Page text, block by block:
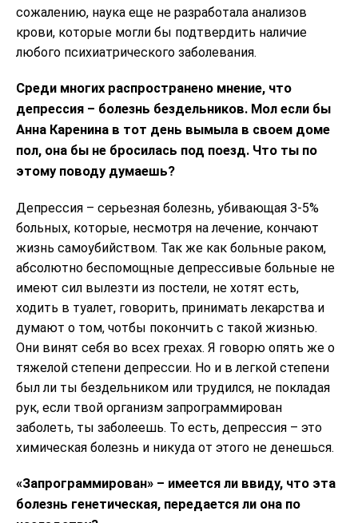
сожалению, наука еще не разработала анализов
крови, которые могли бы подтвердить наличие
любого психиатрического заболевания.
Среди многих распространено мнение, что
депрессия – болезнь бездельников. Мол если бы
Анна Каренина в тот день вымыла в своем доме
пол, она бы не бросилась под поезд. Что ты по
этому поводу думаешь?
Депрессия – серьезная болезнь, убивающая 3-5%
больных, которые, несмотря на лечение, кончают
жизнь самоубийством. Так же как больные раком,
абсолютно беспомощные депрессивые больные не
имеют сил вылезти из постели, не хотят есть,
ходить в туалет, говорить, принимать лекарства и
думают о том, чотбы покончить с такой жизнью.
Они винят себя во всех грехах. Я говорю опять же о
тяжелой степени депрессии. Но и в легкой степени
был ли ты бездельником или трудился, не покладая
рук, если твой организм запрограммирован
заболеть, ты заболеешь. То есть, депрессия – это
химическая болезнь и никуда от этого не денешься.
«Запрограммирован» – имеется ли ввиду, что эта
болезнь генетическая, передается ли она по